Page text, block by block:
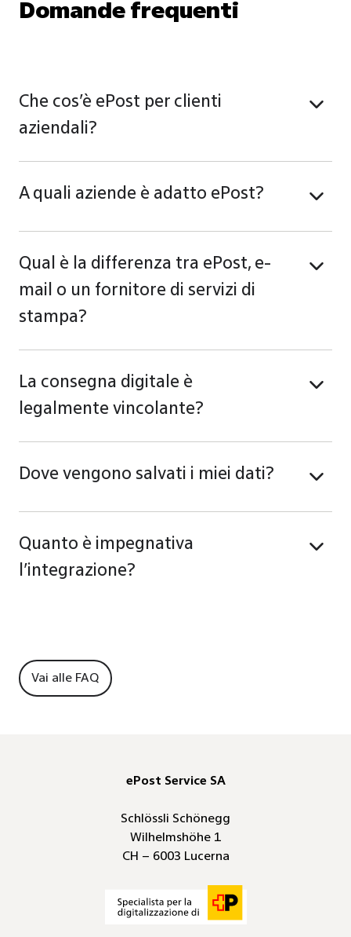
Domande frequenti
Che cos’è ePost per clienti
aziendali?
A quali aziende è adatto ePost?
Qual è la differenza tra ePost, e-
mail o un fornitore di servizi di
stampa?
La consegna digitale è
legalmente vincolante?
Dove vengono salvati i miei dati?
Quanto è impegnativa
l’integrazione?
Vai alle FAQ
ePost Service SA
Schlössli Schönegg
Wilhelmshöhe 1
CH – 6003 Lucerna